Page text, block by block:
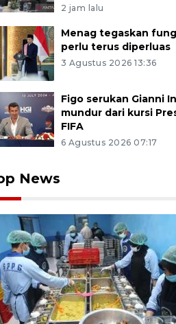
2 jam lalu
Menag tegaskan
perlu terus diperluas
3 Agustus 2026 13:36
Figo serukan Gianni
mundur dari kursi
FIFA
6 Agustus 2026 07:17
News